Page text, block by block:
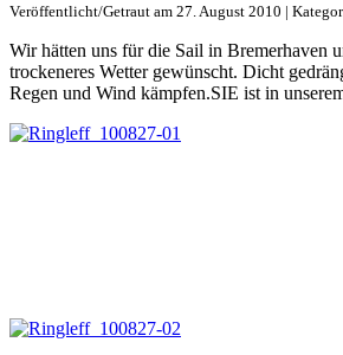
Veröffentlicht/Getraut am 27. August 2010 |
Wir hätten uns für die Sail in Bremerhaven
trockeneres Wetter gewünscht. Dicht
Regen und Wind kämpfen.SIE ist in